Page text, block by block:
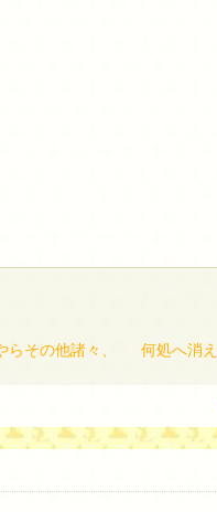
その他諸々、 何処へ消